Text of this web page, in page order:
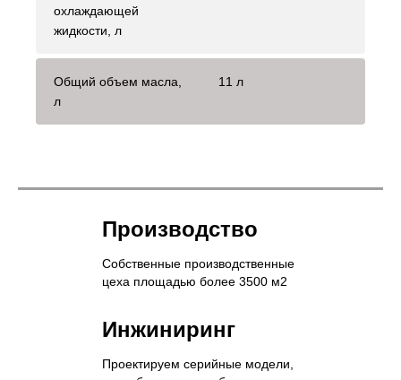
охлаждающей
жидкости, л
Общий объем масла,
л
11 л
Производство
Собственные производственные
цеха площадью более 3500 м2
Инжиниринг
Проектируем серийные модели,